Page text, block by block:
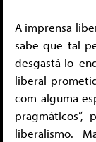
A imprensa
sabe que tal
desgastá-lo
liberal
com alguma
pragmáticos”,
liberalismo.